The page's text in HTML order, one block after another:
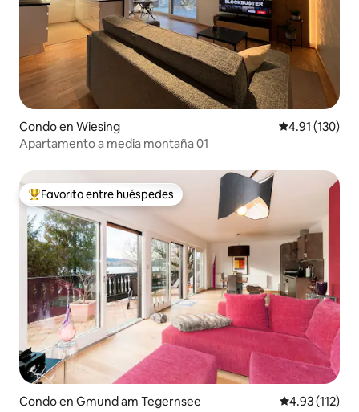
Condo en Wiesing Calificación
4.91 (130)
Apartamento a media montaña 01
Favorito entre huéspedes preferido
Favorito entre huéspedes
Condo en Gmund am Tegernsee Calificación
4.93 (112)